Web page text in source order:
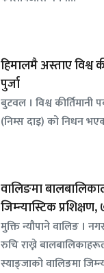
हिमालमै अस्ताए विश्व
पुर्जा
बुटवल । विश्व कीर्तिमानी
(निम्स दाइ) को निधन
वालिङमा
जिम्न्यास्टिक
​मुक्ति न्यौपाने वालिङ ।
रुचि राख्ने
स्याङ्जाको वालिङमा